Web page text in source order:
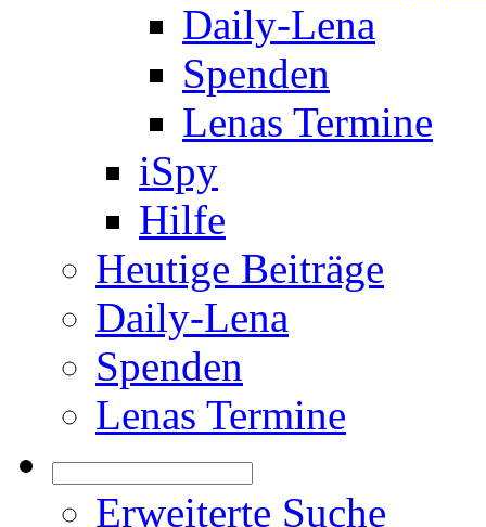
Daily-Lena
Spenden
Lenas Termine
iSpy
Hilfe
Heutige Beiträge
Daily-Lena
Spenden
Lenas Termine
Erweiterte Suche